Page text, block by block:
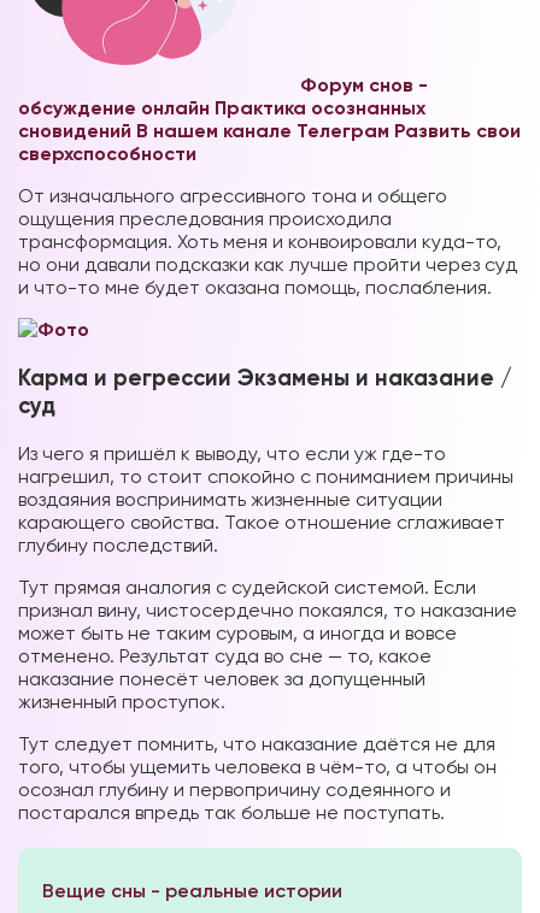
Форум снов -
обсуждение онлайн Практика осознанных
сновидений В нашем канале Телеграм Развить свои
сверхспособности
От изначального агрессивного тона и общего
ощущения преследования происходила
трансформация. Хоть меня и конвоировали куда-то,
но они давали подсказки как лучше пройти через суд
и что-то мне будет оказана помощь, послабления.
Карма и регрессии Экзамены и наказание /
суд
Из чего я пришёл к выводу, что если уж где-то
нагрешил, то стоит спокойно с пониманием причины
воздаяния воспринимать жизненные ситуации
карающего свойства. Такое отношение сглаживает
глубину последствий.
Тут прямая аналогия с судейской системой. Если
признал вину, чистосердечно покаялся, то наказание
может быть не таким суровым, а иногда и вовсе
отменено. Результат суда во сне — то, какое
наказание понесёт человек за допущенный
жизненный проступок.
Тут следует помнить, что наказание даётся не для
того, чтобы ущемить человека в чём-то, а чтобы он
осознал глубину и первопричину содеянного и
постарался впредь так больше не поступать.
Вещие сны - реальные истории